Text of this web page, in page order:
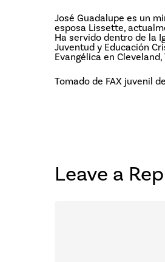
José Guadalupe es un
esposa Lissette,
Ha servido dentro de la
Juventud y Educación
Evangélica en Cleveland,
Tomado de FAX juvenil
Leave a